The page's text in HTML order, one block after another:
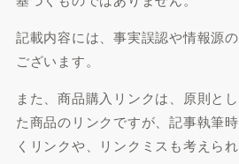
記載内容には、事実誤認や情報源
ございます。
また、商品購入リンクは、原則と
た商品のリンクですが、記事執筆
くリンクや、リンクミスも考えられ